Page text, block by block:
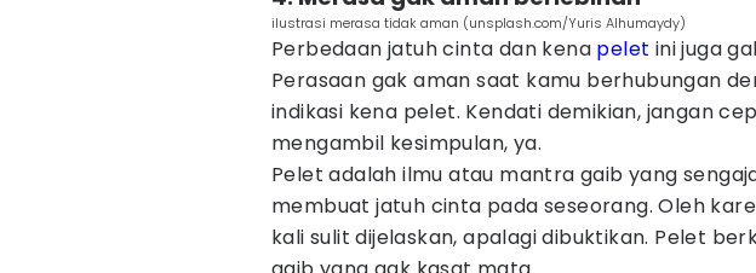
ilustrasi merasa tidak aman (unsplash.com/Yuris Alhumaydy)
Perbedaan jatuh cinta dan kena pelet ini juga
Perasaan gak aman saat kamu berhubungan
indikasi kena pelet. Kendati demikian, jangan
mengambil kesimpulan, ya.
Pelet adalah ilmu atau mantra gaib yang
membuat jatuh cinta pada seseorang. Oleh
kali sulit dijelaskan, apalagi dibuktikan. Pelet